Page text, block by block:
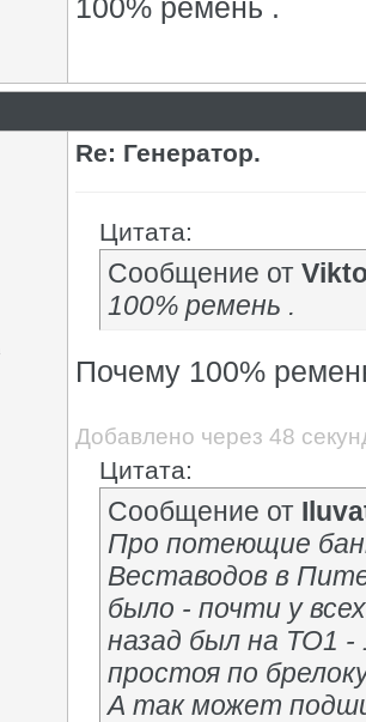
100% ремень .
Re: Генератор.
Цитата:
Сообщение от
100% ремень .
Почему 100%
Добавлено через 48
Цитата:
Сообщение от
Про потеющие
Веставодов в
было - почти у
назад был на ТО1 -
простоя по
А так может